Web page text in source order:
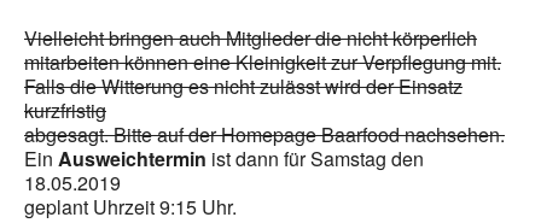
Vielleicht bringen auch Mitglieder die nicht körperlich
mitarbeiten können eine Kleinigkeit zur Verpflegung mit.
Falls die Witterung es nicht zulässt wird der Einsatz
kurzfristig
abgesagt. Bitte auf der Homepage Baarfood nachsehen.
Ein Ausweichtermin ist dann für Samstag den
18.05.2019
geplant Uhrzeit 9:15 Uhr.